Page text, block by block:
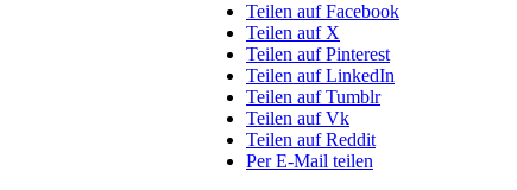
Teilen auf Facebook
Teilen auf X
Teilen auf Pinterest
Teilen auf LinkedIn
Teilen auf Tumblr
Teilen auf Vk
Teilen auf Reddit
Per E-Mail teilen